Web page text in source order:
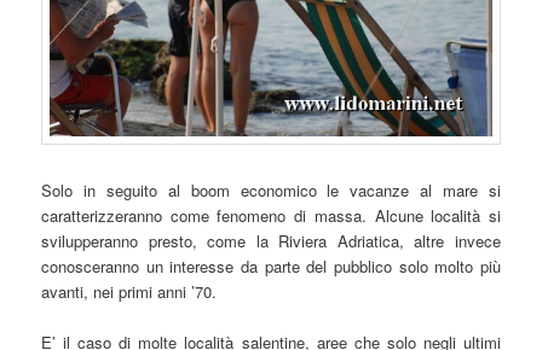
Solo in seguito al boom economico le vacanze al mare si
caratterizzeranno come fenomeno di massa. Alcune località si
svilupperanno presto, come la Riviera Adriatica, altre invece
conosceranno un interesse da parte del pubblico solo molto più
avanti, nei primi anni ’70.
E’ il caso di molte località salentine, aree che solo negli ultimi